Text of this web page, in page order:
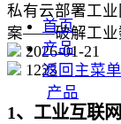
首页
产品
返回主菜单
产品
私有云部署工
案——破解工业
2026-01-21
1225
1、工业互联